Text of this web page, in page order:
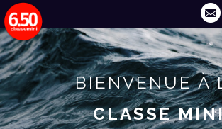
BIENVENUE À
CLASSE